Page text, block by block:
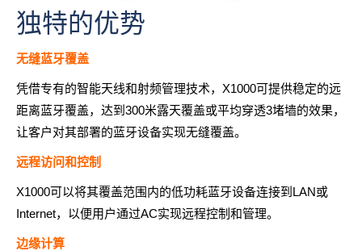
独特的优势
无缝蓝牙覆盖
凭借专有的智能天线和射频管理技术，X1000可提供稳定的远
距离蓝牙覆盖，达到300米露天覆盖或平均穿透3堵墙的效果，
让客户对其部署的蓝牙设备实现无缝覆盖。
远程访问和控制
X1000可以将其覆盖范围内的低功耗蓝牙设备连接到LAN或
Internet，以便用户通过AC实现远程控制和管理。
边缘计算